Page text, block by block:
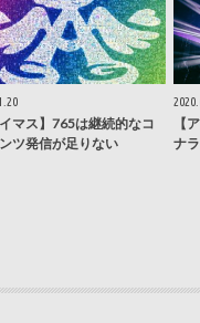
イマス】765は継続的なコ
ツ発信が足りない
【
ナ